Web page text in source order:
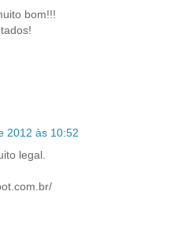
bom!!!
2012 às 10:52
legal.